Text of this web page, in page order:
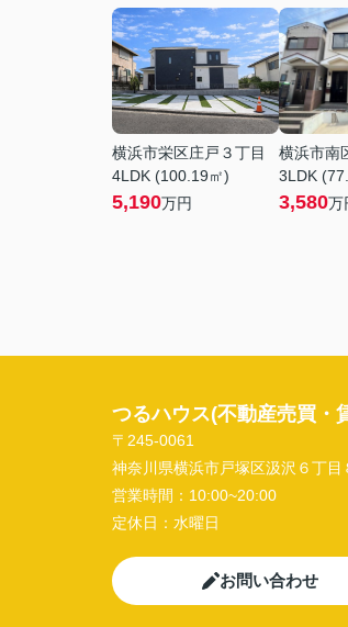
横浜市栄区庄戸３丁目
4LDK (100.19㎡)
5,190万円
横浜市南
3LDK
3,580万
つるハウス(不動産売買・
〒245-0061
神奈川県横浜市戸塚区汲沢６丁目
営業時間： 10:00~20:00
定休日： 水曜日
お問い合わせ